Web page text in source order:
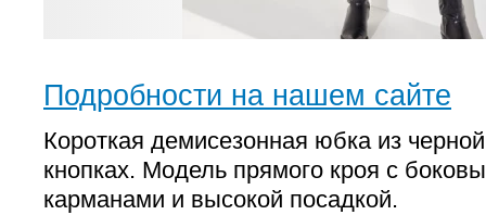
Подробности на нашем сайте
Короткая демисезонная юбка из
кнопках. Модель прямого кроя с
карманами и высокой посадкой.